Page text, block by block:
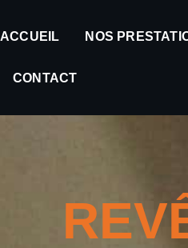
ACCUEIL NOS
CONTACT